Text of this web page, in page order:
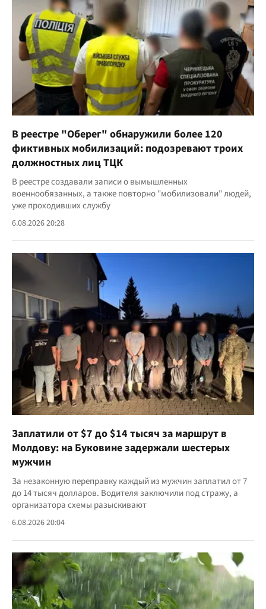
В реестре "Оберег" обнаружили более 120
фиктивных мобилизаций: подозревают троих
должностных лиц ТЦК
В реестре создавали записи о вымышленных
военнообязанных, а также повторно "мобилизовали" людей,
уже проходивших службу
6.08.2026 20:28
Заплатили от $7 до $14 тысяч за маршрут в
Молдову: на Буковине задержали шестерых
мужчин
За незаконную переправку каждый из мужчин заплатил от 7
до 14 тысяч долларов. Водителя заключили под стражу, а
организатора схемы разыскивают
6.08.2026 20:04